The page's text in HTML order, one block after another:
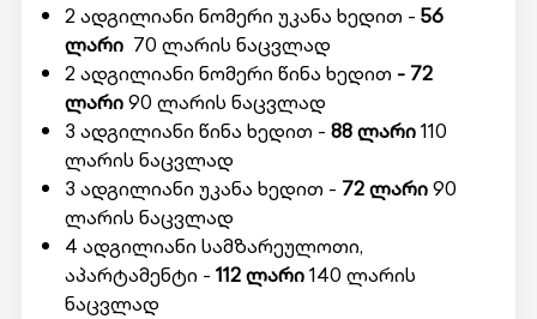
2 ადგილიანი ნომერი უკანა ხედით - 56
ლარი70 ლარის ნაცვლად
2 ადგილიანი ნომერი წინა ხედით - 72
ლარი90 ლარის ნაცვლად
3 ადგილიანი წინა ხედით - 88 ლარი110
ლარის ნაცვლად
3 ადგილიანი უკანა ხედით - 72 ლარი90
ლარის ნაცვლად
4 ადგილიანი სამზარეულოთი,
აპარტამენტი - 112 ლარი140 ლარის
ნაცვლად